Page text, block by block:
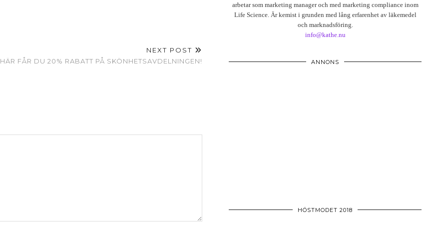
NEXT POST
HÄR FÅR DU 20% RABATT PÅ SKÖNHETSAVDELNINGEN!
arbetar som marketing manager och med marketing compliance inom
Life Science. Är kemist i grunden med lång erfarenhet av läkemedel
och marknadsföring.
info@kathe.nu
ANNONS
HÖSTMODET 2018